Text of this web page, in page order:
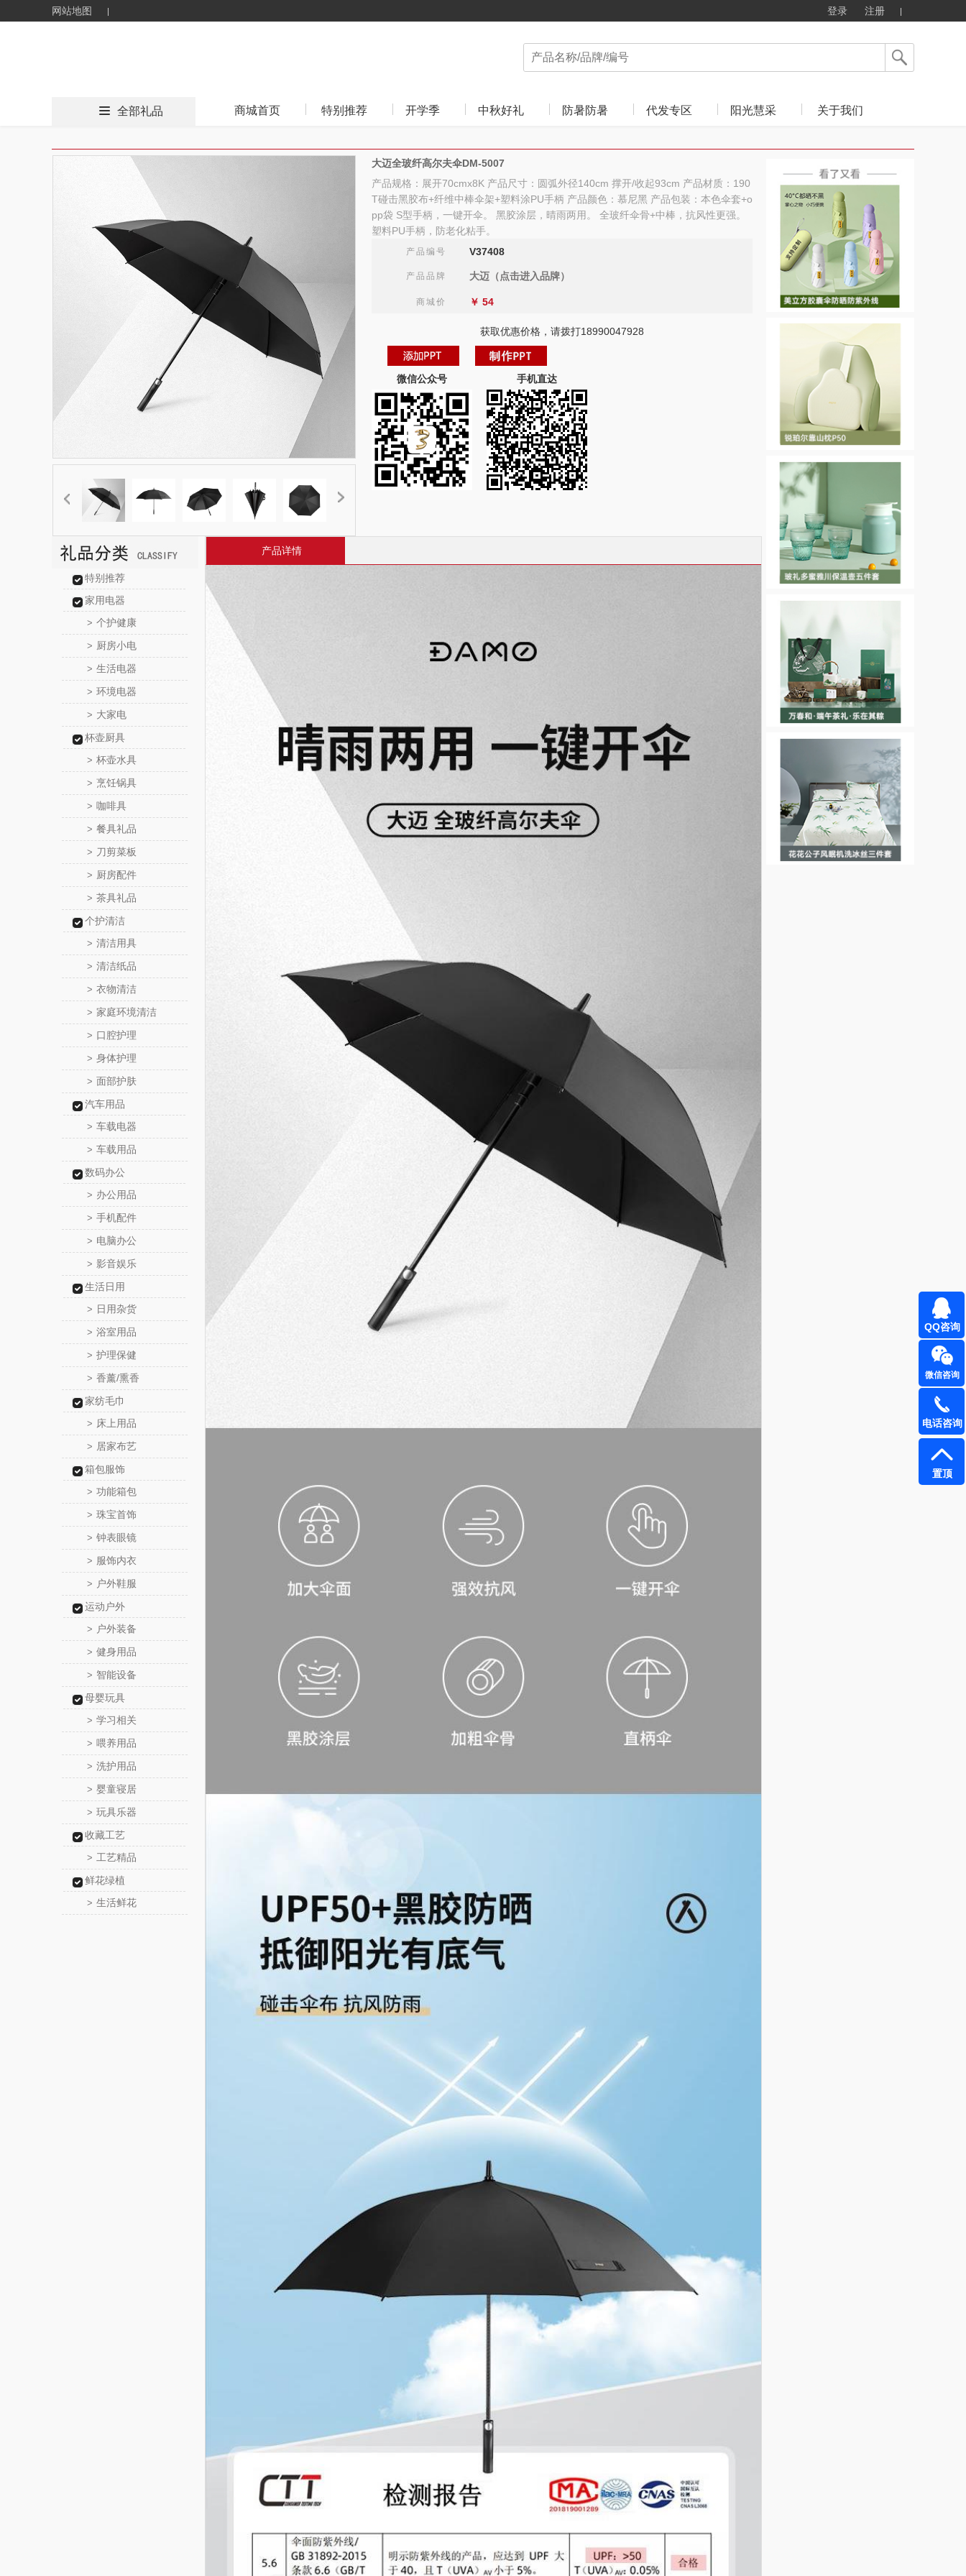
网站地图 登录 注册
全部礼品 商城首页 特别推荐 开学季 中秋好礼 防暑防暑 代发专区 阳光慧采 关于我们
大迈全玻纤高尔夫伞DM-5007
产品规格：展开70cmx8K 产品尺寸：圆弧外径140cm 撑开/收起93cm 产品材质：190
T碰击黑胶布+纤维中棒伞架+塑料涂PU手柄 产品颜色：慕尼黑 产品包装：本色伞套+o
pp袋 S型手柄，一键开伞。 黑胶涂层，晴雨两用。 全玻纤伞骨+中棒，抗风性更强。
塑料PU手柄，防老化粘手。
产品编号 V37408
产品品牌 大迈（点击进入品牌）
商城价 ￥ 54
获取优惠价格，请拨打18990047928
微信公众号 手机直达
特别推荐
家用电器
> 个护健康
> 厨房小电
> 生活电器
> 环境电器
> 大家电
杯壶厨具
> 杯壶水具
> 烹饪锅具
> 咖啡具
> 餐具礼品
> 刀剪菜板
> 厨房配件
> 茶具礼品
个护清洁
> 清洁用具
> 清洁纸品
> 衣物清洁
> 家庭环境清洁
> 口腔护理
> 身体护理
> 面部护肤
汽车用品
> 车载电器
> 车载用品
数码办公
> 办公用品
> 手机配件
> 电脑办公
> 影音娱乐
生活日用
> 日用杂货
> 浴室用品
> 护理保健
> 香薰/熏香
家纺毛巾
> 床上用品
> 居家布艺
箱包服饰
> 功能箱包
> 珠宝首饰
> 钟表眼镜
> 服饰内衣
> 户外鞋服
运动户外
> 户外装备
> 健身用品
> 智能设备
母婴玩具
> 学习相关
> 喂养用品
> 洗护用品
> 婴童寝居
> 玩具乐器
收藏工艺
> 工艺精品
鲜花绿植
> 生活鲜花
产品详情
QQ咨询
微信咨询
电话咨询
置顶